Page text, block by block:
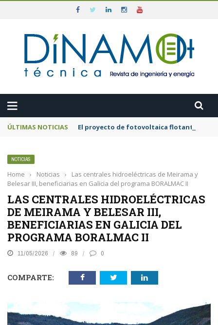
ÚLTIMAS NOTICIAS El proyecto de fotovoltaica flotante
NOTICIAS
Home › Noticias ›
Las centrales hidroeléctricas de Meirama y
Belesar III, beneficiarias en Galicia del programa BORALMAC II
LAS CENTRALES HIDROELÉCTRICAS
DE MEIRAMA Y BELESAR III,
BENEFICIARIAS EN GALICIA DEL
PROGRAMA BORALMAC II
11/05/2026 89 0
COMPARTE: